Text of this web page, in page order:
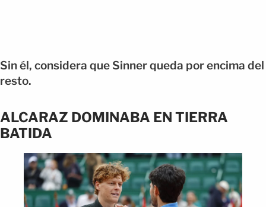
Sin él, considera que Sinner queda por encima del
resto.
ALCARAZ DOMINABA EN TIERRA
BATIDA